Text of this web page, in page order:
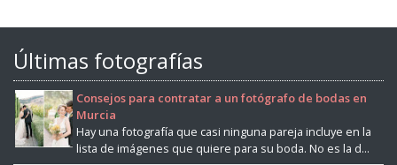
Últimas fotografías
Consejos para contratar a un fotógrafo de bodas en
Murcia
Hay una fotografía que casi ninguna pareja incluye en la
lista de imágenes que quiere para su boda. No es la d...